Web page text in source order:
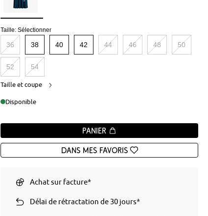
Taille:Sélectionner
36 38 40 42 44 46 48 50
52 54
Taille et coupe
Disponible
Panier
Dans mes favoris
Achat sur facture*
Délai de rétractation de 30 jours*